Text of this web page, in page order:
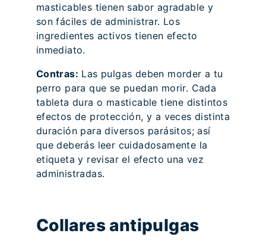
masticables tienen sabor agradable y
son fáciles de administrar. Los
ingredientes activos tienen efecto
inmediato.
Contras: Las pulgas deben morder a tu
perro para que se puedan morir. Cada
tableta dura o masticable tiene distintos
efectos de protección, y a veces distinta
duración para diversos parásitos; así
que deberás leer cuidadosamente la
etiqueta y revisar el efecto una vez
administradas.
Collares antipulgas